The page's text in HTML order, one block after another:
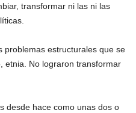
transformar ni las ni las
problemas estructurales que se
etnia. No lograron transformar
desde hace como unas dos o